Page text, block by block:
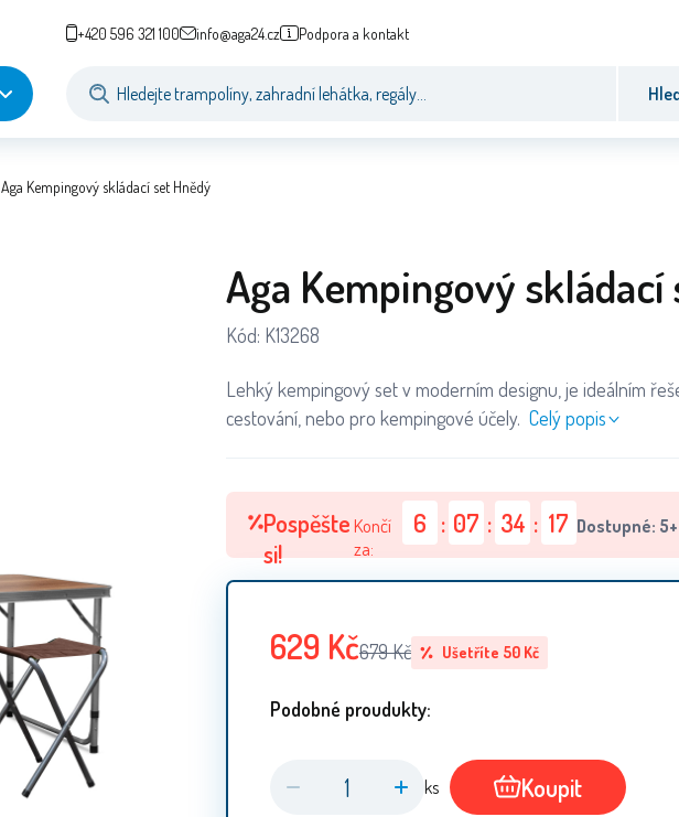
+420 596 321 100 info@aga24.cz Podpora a kontakt
Aga Kempingový skládací set Hnědý
Aga Kempingový skládací
Kód: K13268
Lehký kempingový set v moderním designu, je ideálním
cestování, nebo pro kempingové účely. Celý popis
Pospěšte
si!
Končí
za:
6 : 07 : 34 : 16 Dostupné: 5+
629 Kč679Kč Ušetříte 50 Kč
Podobné proudukty:
ks Koupit